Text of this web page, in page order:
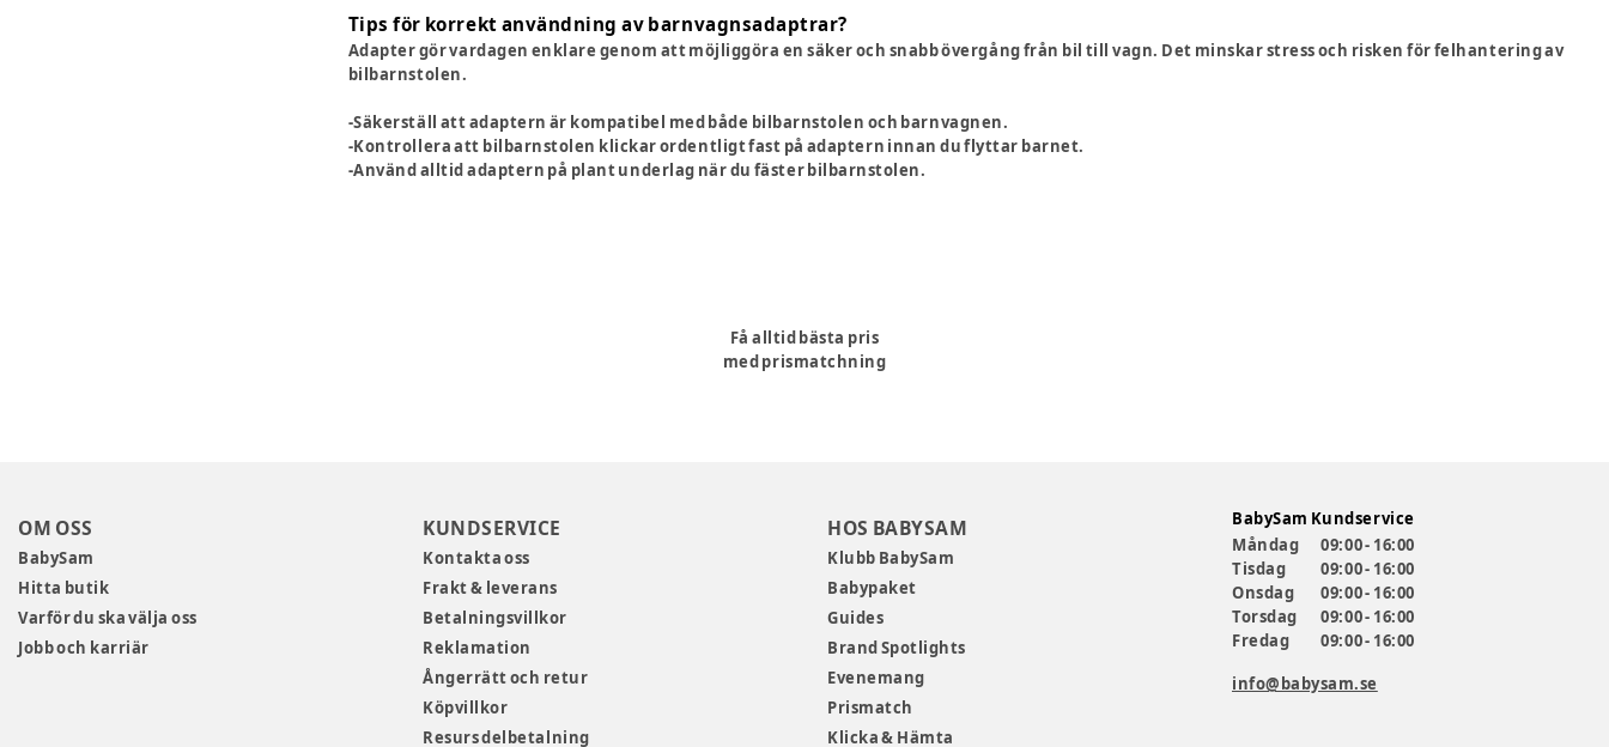
Tips för korrekt användning av barnvagnsadaptrar?
Adapter gör vardagen enklare genom att möjliggöra en säker och snabb övergång från bil till vagn. Det minskar stress och risken för felhantering av
bilbarnstolen.
-Säkerställ att adaptern är kompatibel med både bilbarnstolen och barnvagnen.
-Kontrollera att bilbarnstolen klickar ordentligt fast på adaptern innan du flyttar barnet.
-Använd alltid adaptern på plant underlag när du fäster bilbarnstolen.
Få alltid bästa pris
med prismatchning
OM OSS
BabySam
Hitta butik
Varför du ska välja oss
Jobb och karriär
KUNDSERVICE
Kontakta oss
Frakt & leverans
Betalningsvillkor
Reklamation
Ångerrätt och retur
Köpvillkor
Resurs delbetalning
HOS BABYSAM
Klubb BabySam
Babypaket
Guides
Brand Spotlights
Evenemang
Prismatch
Klicka & Hämta
BabySam Kundservice
Måndag
09:00 - 16:00
Tisdag
09:00 - 16:00
Onsdag
09:00 - 16:00
Torsdag
09:00 - 16:00
Fredag
09:00 - 16:00
info@babysam.se